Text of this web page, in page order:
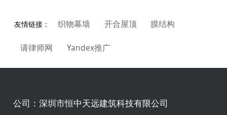
友情链接： 织物幕墙 开合屋顶 膜结构
请律师网 Yandex推广
公司：深圳市恒中天远建筑科技有限公司